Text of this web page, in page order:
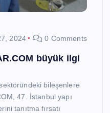
2024 0 Comments
büyük ilgi
bileşenlere
47. İstanbul yapı
tanıtma fırsatı